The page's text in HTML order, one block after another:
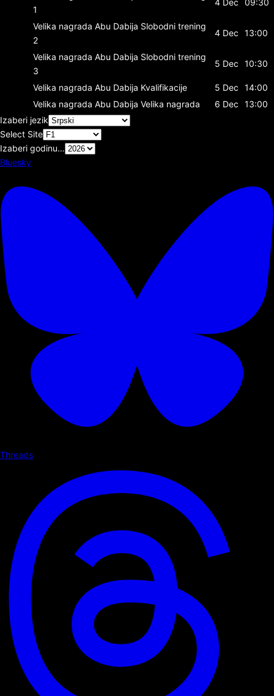
1
Velika nagrada Abu Dabija Slobodni trening
2
4 Dec 13:00
Velika nagrada Abu Dabija Slobodni trening
3
5 Dec 10:30
Velika nagrada Abu Dabija Kvalifikacije 5 Dec
14:00
Velika nagrada Abu Dabija Velika nagrada 6 Dec
13:00
Izaberi jezik
Select Site
Izaberi godinu…
Bluesky
Threads